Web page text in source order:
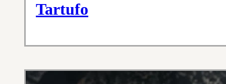
Tartufo